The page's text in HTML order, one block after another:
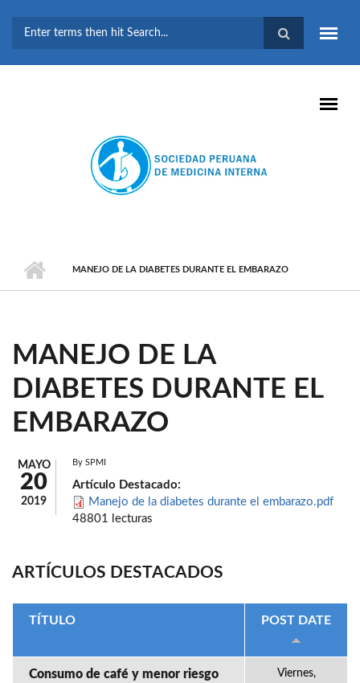
BÚSQUEDA
MANEJO DE LA DIABETES DURANTE EL EMBARAZO
MANEJO DE LA
DIABETES DURANTE EL
EMBARAZO
MAYO
20
2019
By SPMI
Artículo Destacado:
Manejo de la diabetes durante el embarazo.pdf
48801 lecturas
ARTÍCULOS DESTACADOS
TÍTULO POST DATE
Consumo de café y menor riesgo
Viernes,